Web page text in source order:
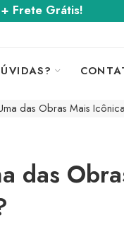
Frete Grátis!
das Obras Mais
das